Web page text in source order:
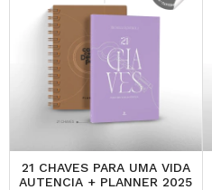
21 CHAVES PARA UMA VIDA
AUTENCIA + PLANNER 2025